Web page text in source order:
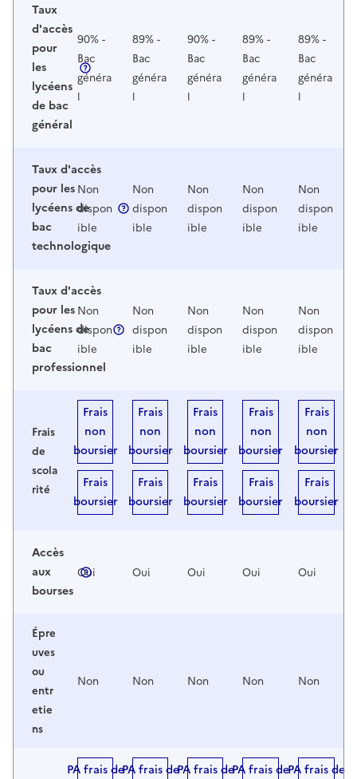
Taux
d'accès
pour
les
lycéens
de bac
général
90% -
Bac
généra
l
89% -
Bac
généra
l
90% -
Bac
généra
l
89% -
Bac
généra
l
89% -
Bac
généra
l
Taux d'accès
pour les
lycéens de
bac
technologique
Non
dispon
ible
Non
dispon
ible
Non
dispon
ible
Non
dispon
ible
Non
dispon
ible
Taux d'accès
pour les
lycéens de
bac
professionnel
Non
dispon
ible
Non
dispon
ible
Non
dispon
ible
Non
dispon
ible
Non
dispon
ible
Frais
de
scola
rité
Frais
non
boursier
Frais
boursier
Frais
non
boursier
Frais
boursier
Frais
non
boursier
Frais
boursier
Frais
non
boursier
Frais
boursier
Frais
non
boursier
Frais
boursier
Accès
aux
bourses
Oui Oui Oui Oui Oui
Épre
uves
ou
entr
etie
ns
Non Non Non Non Non
PA frais dePA frais dePA frais dePA frais dePA frais de